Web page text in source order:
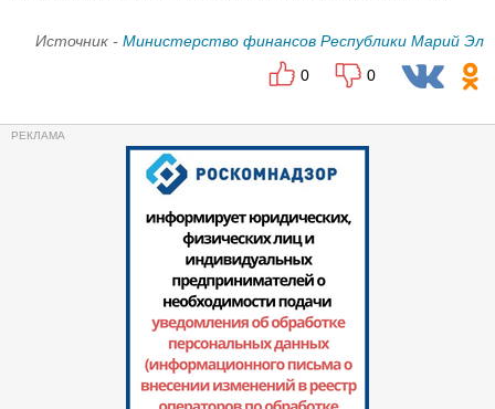
Источник - Министерство финансов Республики Марий Эл
0
0